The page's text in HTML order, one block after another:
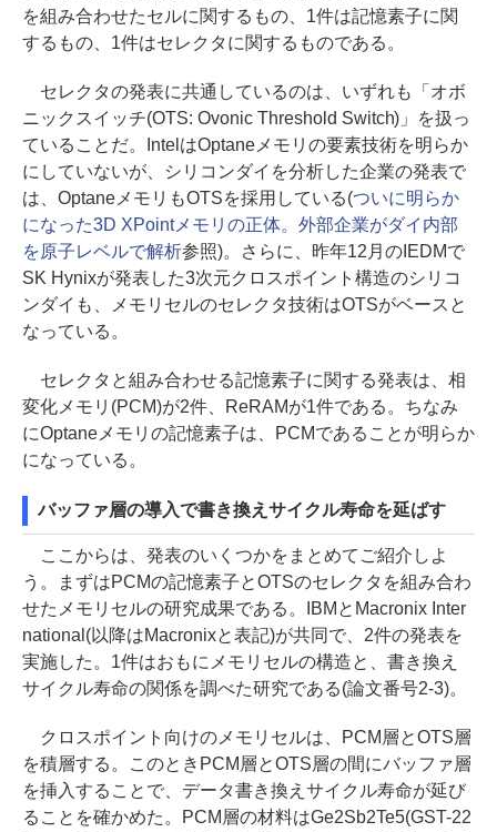
を組み合わせたセルに関するもの、1件は記憶素子に関
するもの、1件はセレクタに関するものである。
セレクタの発表に共通しているのは、いずれも「オボ
ニックスイッチ(OTS: Ovonic Threshold Switch)」を扱っ
ていることだ。IntelはOptaneメモリの要素技術を明らか
にしていないが、シリコンダイを分析した企業の発表で
は、OptaneメモリもOTSを採用している(ついに明らか
になった3D XPointメモリの正体。外部企業がダイ内部
を原子レベルで解析参照)。さらに、昨年12月のIEDMで
SK Hynixが発表した3次元クロスポイント構造のシリコ
ンダイも、メモリセルのセレクタ技術はOTSがベースと
なっている。
セレクタと組み合わせる記憶素子に関する発表は、相
変化メモリ(PCM)が2件、ReRAMが1件である。ちなみ
にOptaneメモリの記憶素子は、PCMであることが明らか
になっている。
バッファ層の導入で書き換えサイクル寿命を延ばす
ここからは、発表のいくつかをまとめてご紹介しよ
う。まずはPCMの記憶素子とOTSのセレクタを組み合わ
せたメモリセルの研究成果である。IBMとMacronix Inter
national(以降はMacronixと表記)が共同で、2件の発表を
実施した。1件はおもにメモリセルの構造と、書き換え
サイクル寿命の関係を調べた研究である(論文番号2-3)。
クロスポイント向けのメモリセルは、PCM層とOTS層
を積層する。このときPCM層とOTS層の間にバッファ層
を挿入することで、データ書き換えサイクル寿命が延び
ることを確かめた。PCM層の材料はGe2Sb2Te5(GST-22